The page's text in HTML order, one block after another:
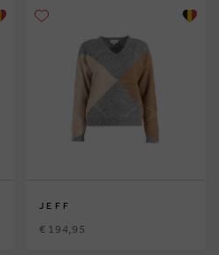
JEFF
€ 194,95